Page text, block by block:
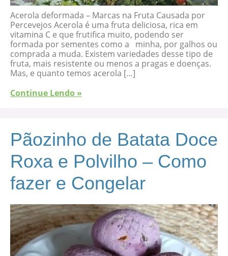
Acerola deformada – Marcas na Fruta Causada por
Percevejos Acerola é uma fruta deliciosa, rica em
vitamina C e que frutifica muito, podendo ser
formada por sementes como a minha, por galhos ou
comprada a muda. Existem variedades desse tipo de
fruta, mais resistente ou menos a pragas e doenças.
Mas, e quanto temos acerola […]
Continue Lendo »
Pãozinho de Batata Doce
Roxa e Polvilho – Como
fazer e Congelar